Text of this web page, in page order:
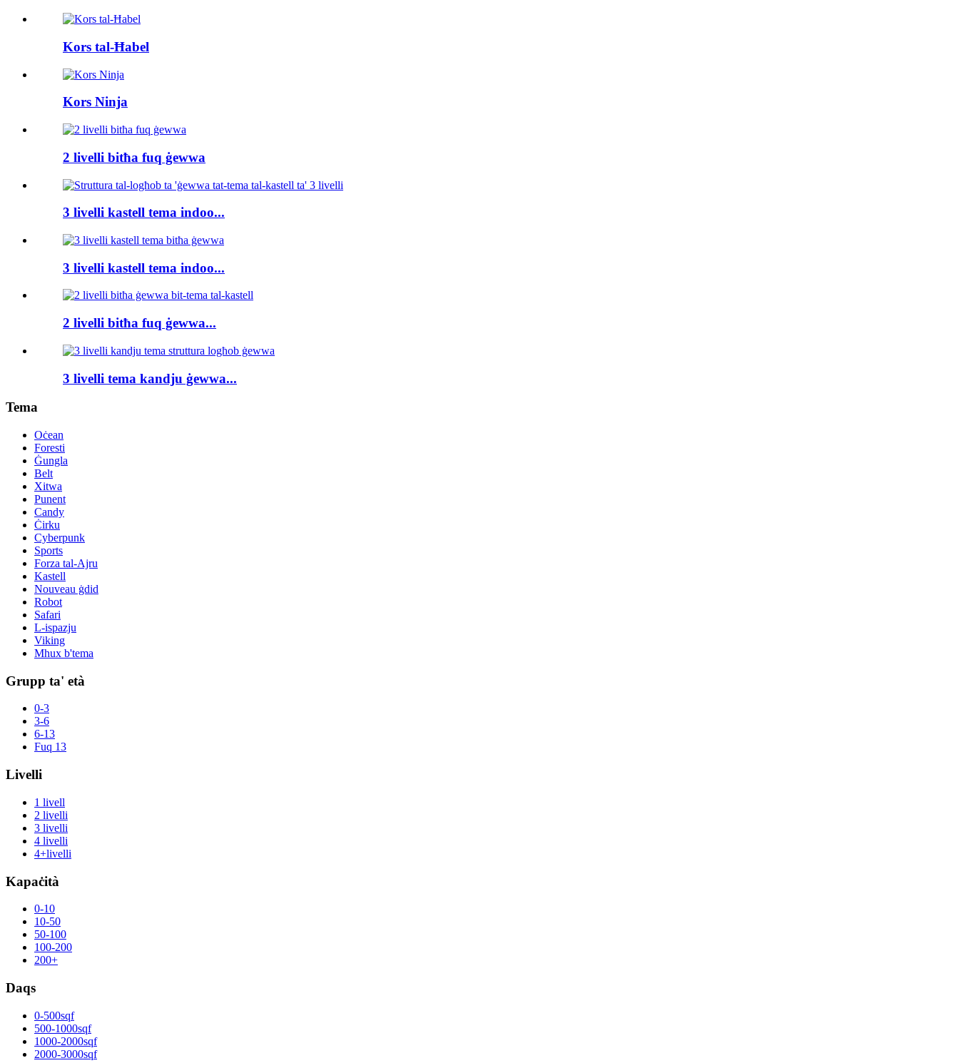
Kors tal-Ħabel
Kors Ninja
2 livelli bitħa fuq ġewwa
3 livelli kastell tema indoo...
3 livelli kastell tema indoo...
2 livelli bitħa fuq ġewwa...
3 livelli tema kandju ġewwa...
Tema
Oċean
Foresti
Ġungla
Belt
Xitwa
Punent
Candy
Ċirku
Cyberpunk
Sports
Forza tal-Ajru
Kastell
Nouveau ġdid
Robot
Safari
L-ispazju
Viking
Mhux b'tema
Grupp ta' età
0-3
3-6
6-13
Fuq 13
Livelli
1 livell
2 livelli
3 livelli
4 livelli
4+livelli
Kapaċità
0-10
10-50
50-100
100-200
200+
Daqs
0-500sqf
500-1000sqf
1000-2000sqf
2000-3000sqf